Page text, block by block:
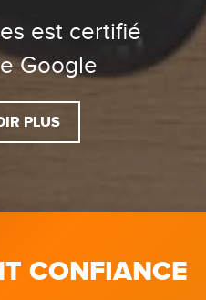
est certifié
Google
PLUS
CONFIANCE